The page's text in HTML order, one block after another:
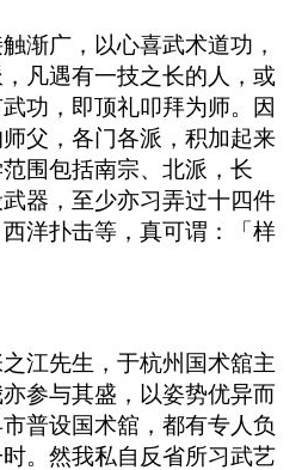
渐广，以心喜武术道功，
凡遇有一技之长的人，或
功，即顶礼叩拜为师。因
父，各门各派，积加起来
围包括南宗、北派，长
器，至少亦习弄过十四件
洋扑击等，真可谓：「样
江先生，于杭州国术舘主
参与其盛，以姿势优异而
普设国术舘，都有专人负
。然我私自反省所习武艺